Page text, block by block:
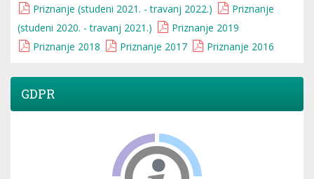
Priznanje (studeni 2021. - travanj 2022.)
Priznanje
(studeni 2020. - travanj 2021.)
Priznanje 2019
Priznanje 2018
Priznanje 2017 Priznanje 2016
GDPR